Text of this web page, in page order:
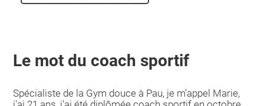
Le mot du coach sportif
Spécialiste de la Gym douce à Pau, je m'appel Marie,